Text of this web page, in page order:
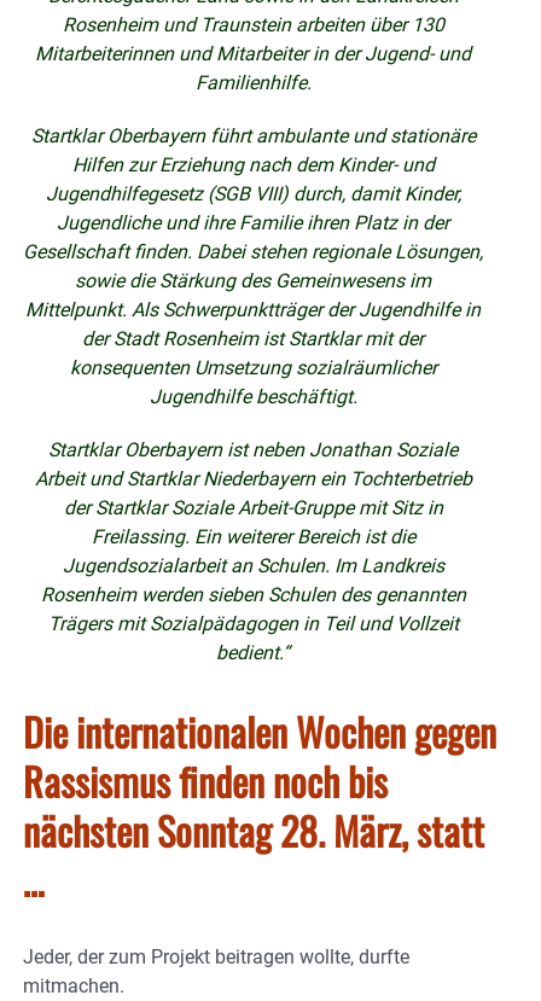
Rosenheim und Traunstein arbeiten über 130
Mitarbeiterinnen und Mitarbeiter in der Jugend- und
Familienhilfe.
Startklar Oberbayern führt ambulante und stationäre
Hilfen zur Erziehung nach dem Kinder- und
Jugendhilfegesetz (SGB VIII) durch, damit Kinder,
Jugendliche und ihre Familie ihren Platz in der
Gesellschaft finden. Dabei stehen regionale Lösungen,
sowie die Stärkung des Gemeinwesens im
Mittelpunkt. Als Schwerpunktträger der Jugendhilfe in
der Stadt Rosenheim ist Startklar mit der
konsequenten Umsetzung sozialräumlicher
Jugendhilfe beschäftigt.
Startklar Oberbayern ist neben Jonathan Soziale
Arbeit und Startklar Niederbayern ein Tochterbetrieb
der Startklar Soziale Arbeit-Gruppe mit Sitz in
Freilassing. Ein weiterer Bereich ist die
Jugendsozialarbeit an Schulen. Im Landkreis
Rosenheim werden sieben Schulen des genannten
Trägers mit Sozialpädagogen in Teil und Vollzeit
bedient.“
Die internationalen Wochen gegen
Rassismus finden noch bis
nächsten Sonntag 28. März, statt
…
Jeder, der zum Projekt beitragen wollte, durfte
mitmachen.